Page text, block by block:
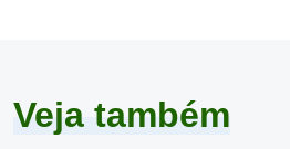
Veja também